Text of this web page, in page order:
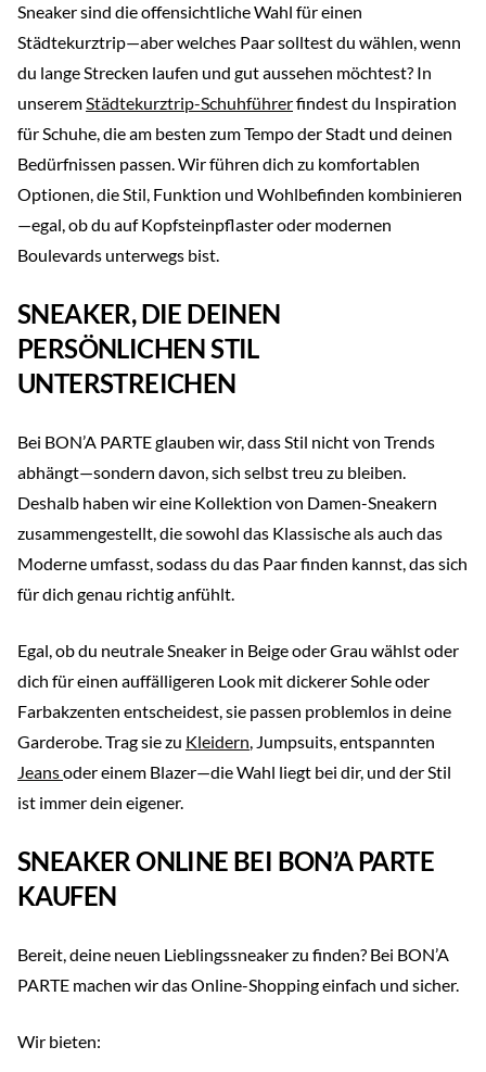
Sneaker sind die offensichtliche Wahl für einen
Städtekurztrip—aber welches Paar solltest du wählen, wenn
du lange Strecken laufen und gut aussehen möchtest? In
unseremStädtekurztrip-Schuhführerfindest du Inspiration
für Schuhe, die am besten zum Tempo der Stadt und deinen
Bedürfnissen passen. Wir führen dich zu komfortablen
Optionen, die Stil, Funktion und Wohlbefinden kombinieren
—egal, ob du auf Kopfsteinpflaster oder modernen
Boulevards unterwegs bist.
SNEAKER, DIE DEINEN
PERSÖNLICHEN STIL
UNTERSTREICHEN
Bei BON’A PARTE glauben wir, dass Stil nicht von Trends
abhängt—sondern davon, sich selbst treu zu bleiben.
Deshalb haben wir eine Kollektion von Damen-Sneakern
zusammengestellt, die sowohl das Klassische als auch das
Moderne umfasst, sodass du das Paar finden kannst, das sich
für dich genau richtig anfühlt.
Egal, ob du neutrale Sneaker in Beige oder Grau wählst oder
dich für einen auffälligeren Look mit dickerer Sohle oder
Farbakzenten entscheidest, sie passen problemlos in deine
Garderobe. Trag sie zu Kleidern, Jumpsuits, entspannten
Jeansoder einem Blazer—die Wahl liegt bei dir, und der Stil
ist immer dein eigener.
SNEAKER ONLINE BEI BON’A PARTE
KAUFEN
Bereit, deine neuen Lieblingssneaker zu finden? Bei BON’A
PARTE machen wir das Online-Shopping einfach und sicher.
Wir bieten: